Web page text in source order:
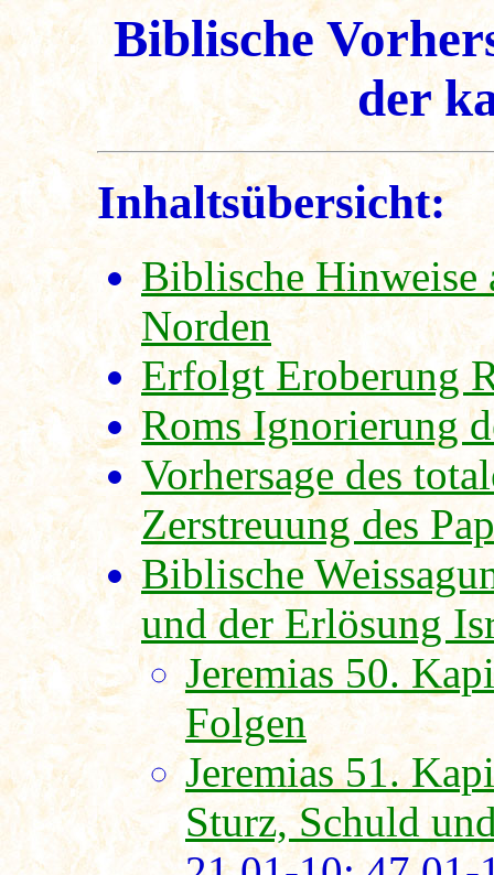
Biblische
der
Inhaltsübersicht:
Biblische Hinweise
Norden
Erfolgt Eroberung
Roms Ignorierung
Vorhersage des
Zerstreuung des
Biblische
und der Erlösung
Jeremias 50.
Folgen
Jeremias 51.
Sturz, Schuld